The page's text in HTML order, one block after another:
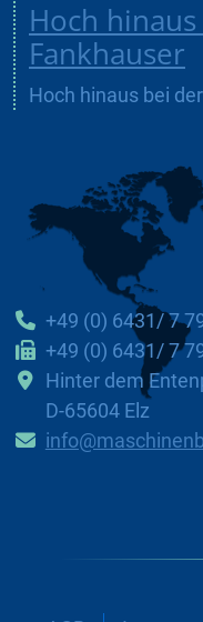
Hoch
Fankhauser
Hoch hinaus bei
+49 (0) 6431/ 7
+49 (0) 6431/ 7
Hinter dem
D-65604 Elz